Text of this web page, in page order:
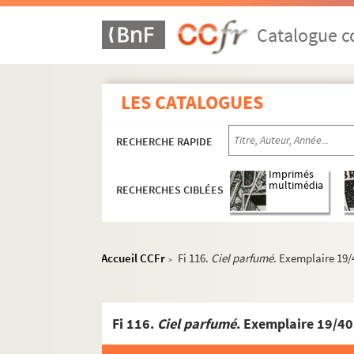
Catalogue
LES CATALOGUES
RECHERCHE RAPIDE
RECHERCHES CIBLÉES
Imprimés
multimédia
Accueil CCFr > Fi 116. Ciel parfumé. Exemplaire 19/
Fi 116. Ciel parfumé. Exemplaire 19/40
Livres d'artiste